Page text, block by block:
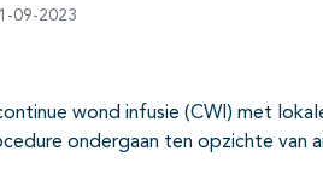
09-2023
wond infusie (CWI) met
ondergaan ten opzichte van